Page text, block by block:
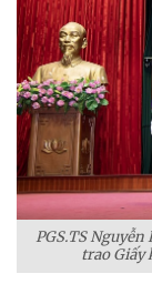
PGS.TS
trao Giấy